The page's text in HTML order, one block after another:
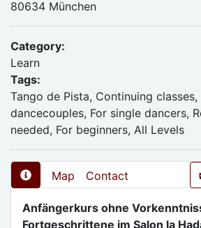
80634 München
Category:
Learn
Tags:
Tango de Pista, Continuing classes,
dancecouples, For single dancers,
needed, For beginners, All Levels
Map Contact
Anfängerkurs ohne
Fortgeschrittene im Salon la